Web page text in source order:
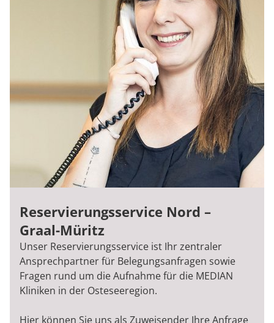
Reservierungsservice Nord –
Graal-Müritz
Unser Reservierungsservice ist Ihr zentraler
Ansprechpartner für Belegungsanfragen sowie
Fragen rund um die Aufnahme für die MEDIAN
Kliniken in der Osteseeregion.
Hier können Sie uns als Zuweisender Ihre Anfrage